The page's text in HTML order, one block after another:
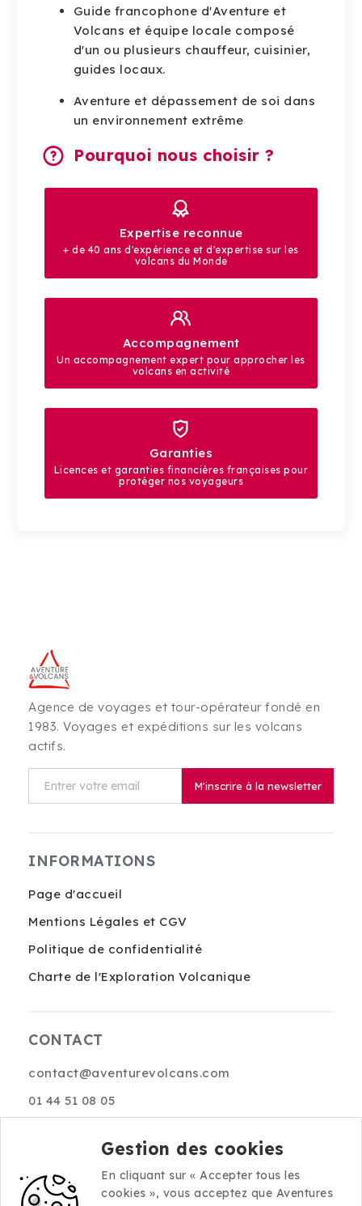
Guide francophone d'Aventure et
Volcans et équipe locale composé
d'un ou plusieurs chauffeur, cuisinier,
guides locaux.
Aventure et dépassement de soi dans
un environnement extrême
Pourquoi nous choisir ?
Expertise reconnue
+ de 40 ans d'expérience et d'expertise sur les
volcans du Monde
Accompagnement
Un accompagnement expert pour approcher les
volcans en activité
Garanties
Licences et garanties financières françaises pour
protéger nos voyageurs
Gestion des cookies
En cliquant sur « Accepter tous les
cookies », vous acceptez que Aventures
Agence de voyages et tour-opérateur fondé en
1983. Voyages et expéditions sur les volcans
actifs.
M'inscrire à la newsletter
INFORMATIONS
Page d'accueil
Mentions Légales et CGV
Politique de confidentialité
Charte de l'Exploration Volcanique
CONTACT
contact@aventurevolcans.com
01 44 51 08 05